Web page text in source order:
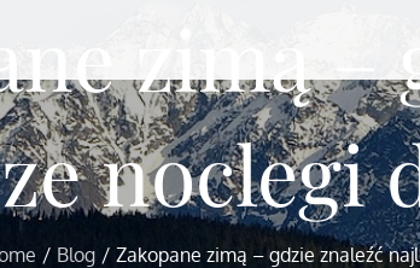
zimą –
noclegi
Blog Zakopane zimą – gdzie znaleźć